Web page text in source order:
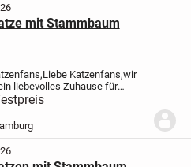
mit Stammbaum
Liebe Katzenfans,wir
liebevolles Zuhause für
Sefira, Black Golden
Ab Mitte Oktober darf sie
neues Zuhause ziehen.